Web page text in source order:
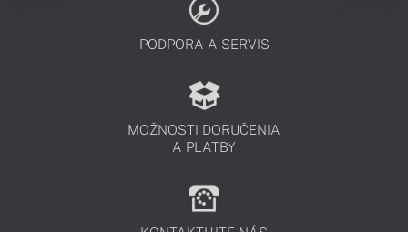
PODPORA A SERVIS
MOŽNOSTI DORUČENIA
A PLATBY